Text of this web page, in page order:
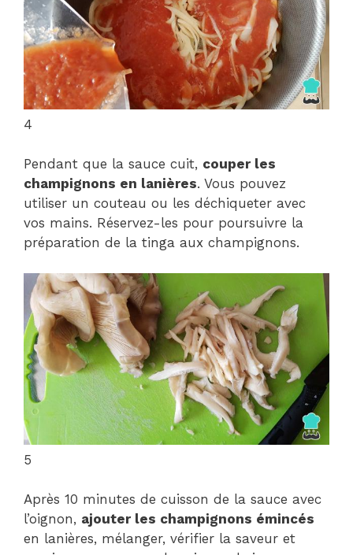
4
Pendant que la sauce cuit, couper les
champignons en lanières. Vous pouvez
utiliser un couteau ou les déchiqueter avec
vos mains. Réservez-les pour poursuivre la
préparation de la tinga aux champignons.
5
Après 10 minutes de cuisson de la sauce avec
l’oignon, ajouter les champignons émincés
en lanières, mélanger, vérifier la saveur et